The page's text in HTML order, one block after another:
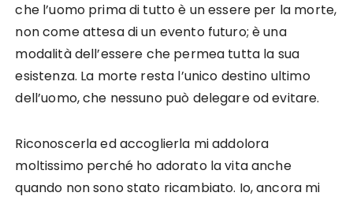
che l’uomo prima di tutto è un essere per la morte,
non come attesa di un evento futuro; è una
modalità dell’essere che permea tutta la sua
esistenza. La morte resta l’unico destino ultimo
dell’uomo, che nessuno può delegare od evitare.
Riconoscerla ed accoglierla mi addolora
moltissimo perché ho adorato la vita anche
quando non sono stato ricambiato. Io, ancora mi